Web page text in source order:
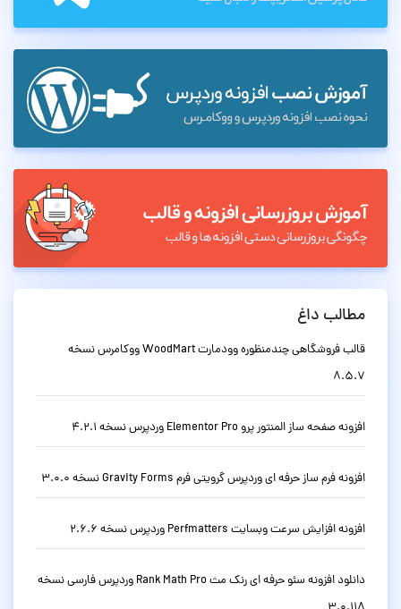
مطالب داغ
قالب فروشگاهی چندمنظوره وودمارت WoodMart ووکامرس نسخه
8.5.7
افزونه صفحه ساز المنتور پرو Elementor Pro وردپرس نسخه 4.2.1
افزونه فرم ساز حرفه ای وردپرس گرویتی فرم Gravity Forms نسخه 3.0.0
افزونه افزایش سرعت وبسایت Perfmatters وردپرس نسخه 2.6.6
دانلود افزونه سئو حرفه ای رنک مث Rank Math Pro وردپرس فارسی نسخه